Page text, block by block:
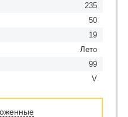
235
50
19
Лето
99
V